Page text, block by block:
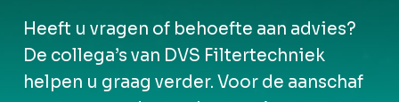
Heeft u vragen of behoefte aan advies?
De collega’s van DVS Filtertechniek
helpen u graag verder. Voor de aanschaf